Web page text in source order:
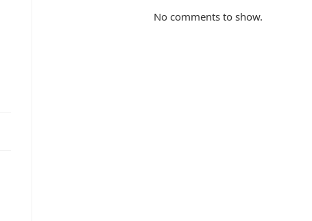
No comments to show.